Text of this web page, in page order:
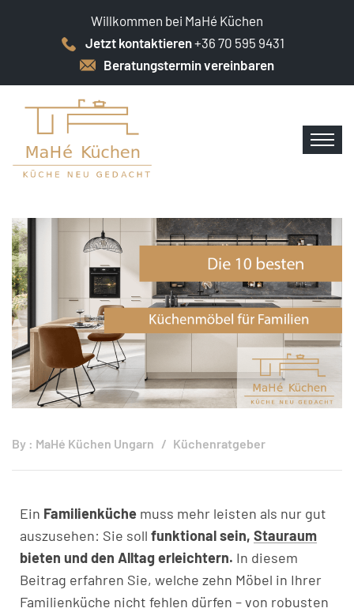
Willkommen bei MaHé Küchen
Jetzt kontaktieren+36 70 595 9431
Beratungstermin vereinbaren
By : MaHé Küchen Ungarn Küchenratgeber
Ein Familienküche muss mehr leisten als nur gut
auszusehen: Sie soll funktional sein, Stauraum
bieten und den Alltag erleichtern. In diesem
Beitrag erfahren Sie, welche zehn Möbel in Ihrer
Familienküche nicht fehlen dürfen – von robusten